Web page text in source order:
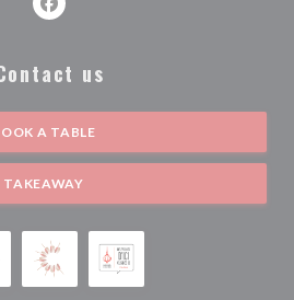
Facebook ((opens in a new
us
A TABLE
TAKEAWAY